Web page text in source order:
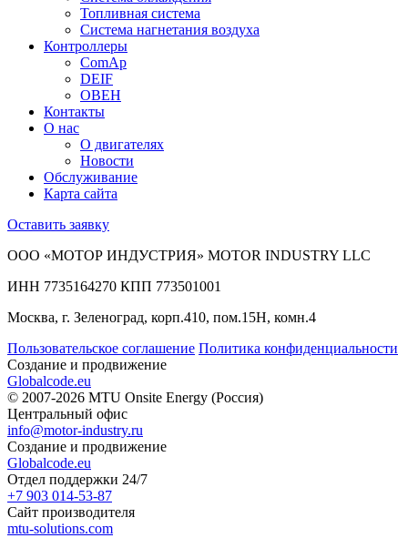
Топливная система
Система нагнетания воздуха
Контроллеры
ComAp
DEIF
ОВЕН
Контакты
О нас
О двигателях
Новости
Обслуживание
Карта сайта
Оставить заявку
ООО «МОТОР ИНДУСТРИЯ» MOTOR INDUSTRY LLC
ИНН 7735164270 КПП 773501001
Москва, г. Зеленоград, корп.410, пом.15Н, комн.4
Пользовательское соглашение Политика конфиденциальности
Создание и продвижение
Globalcode.eu
© 2007-2026 MTU Onsite Energy (Россия)
Центральный офис
info@motor-industry.ru
Создание и продвижение
Globalcode.eu
Отдел поддержки 24/7
+7 903 014-53-87
Сайт производителя
mtu-solutions.com